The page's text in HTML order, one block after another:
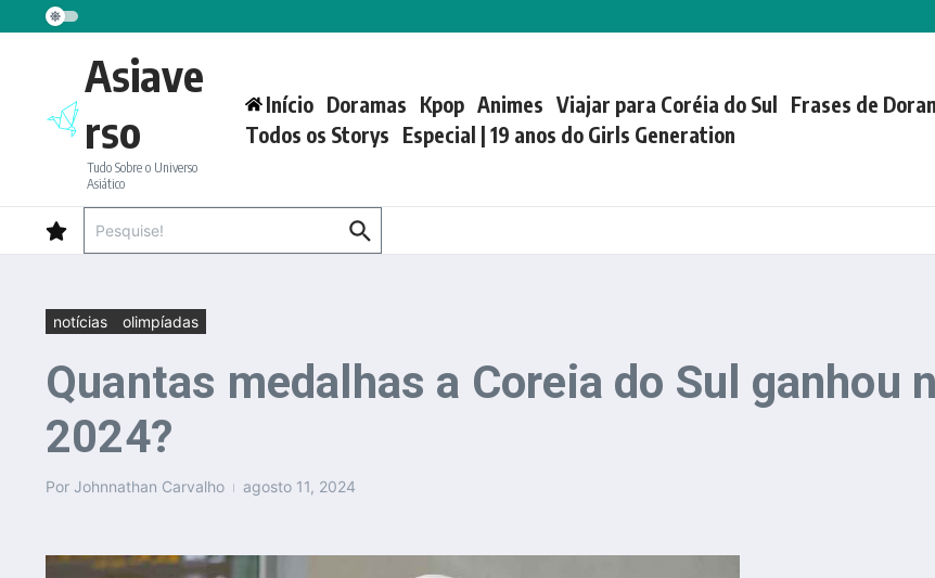
Ir para o conteúdo
Asiave
rso
Tudo Sobre o Universo
Asiático
Início Doramas Kpop Animes Viajar para Coréia do Sul Frases de
Todos os Storys Especial | 19 anos do Girls Generation
notícias olimpíadas
Quantas medalhas a Coreia do Sul ganhou
2024?
Por Johnnathan Carvalho agosto 11, 2024